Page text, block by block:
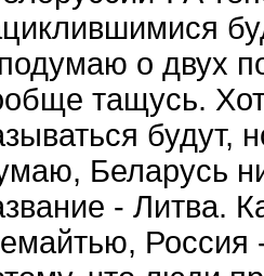
о двух
тащусь.
будут,
Беларусь
- Литва.
Россия